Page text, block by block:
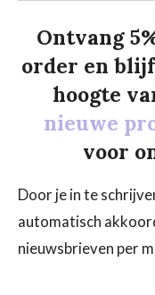
Ontvang
order en
hoogte
nieuwe
voor
Door je in te
automatisch
nieuwsbrieven per